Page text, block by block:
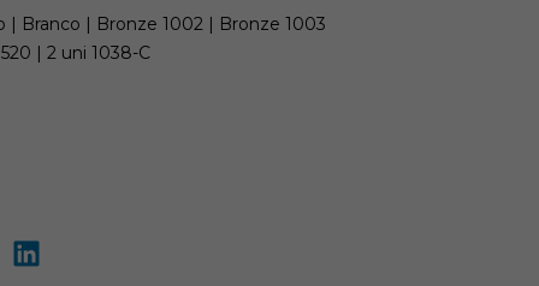
| Branco | Bronze 1002 | Bronze 1003
| 2 uni 1038-C